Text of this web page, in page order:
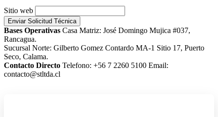
Sitio web
Enviar Solicitud Técnica
Bases Operativas Casa Matriz: José Domingo Mujica #037,
Rancagua.
Sucursal Norte: Gilberto Gomez Contardo MA-1 Sitio 17, Puerto
Seco, Calama.
Contacto Directo Telefono: +56 7 2260 5100 Email:
contacto@stltda.cl